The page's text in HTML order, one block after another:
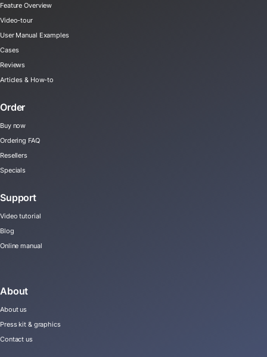
Feature Overview
Video-tour
User Manual Examples
Cases
Reviews
Articles & How-to
Order
Buy now
Ordering FAQ
Resellers
Specials
Support
Video tutorial
Blog
Online manual
About
About us
Press kit & graphics
Contact us